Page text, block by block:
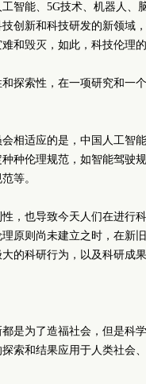
智能、5G技术、机器人、
创新和科技研发的新领域
和毁灭，如此，科技伦理
探索性，在一项研究和一
会相适应的是，中国人工智
种伦理规范，如智能驾驶
等。
，也导致今天人们在进行
原则尚未建立之时，在新
的科研行为，以及科研成果
是为了造福社会，但是科
索和结果应用于人类社会